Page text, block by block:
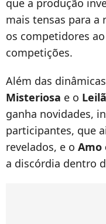
que a produção
mais tensas para a
os competidores
competições.
Além das
Misteriosa e o
ganha novidades,
participantes, que
revelados, e o Amo
a discórdia dentro